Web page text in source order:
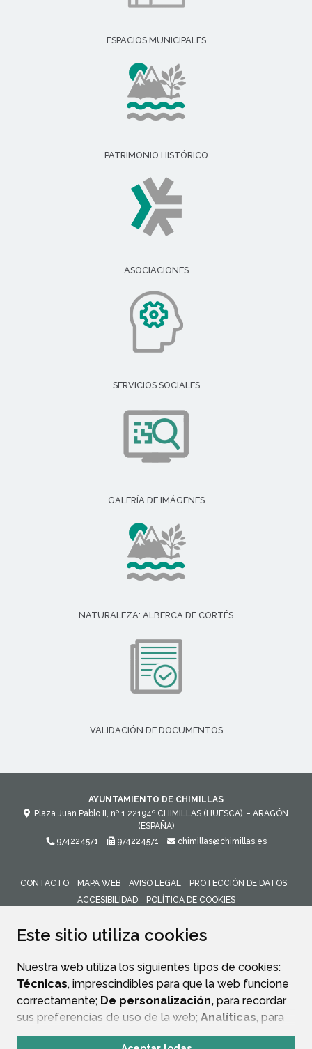
Este sitio utiliza cookies
Nuestra web utiliza los siguientes tipos de cookies:
Técnicas, imprescindibles para que la web funcione
correctamente; De personalización, para recordar
sus preferencias de uso de la web; Analíticas, para
mejorar el funcionamiento de la web y sus servicios.
ESPACIOS MUNICIPALES
PATRIMONIO HISTÓRICO
ASOCIACIONES
SERVICIOS SOCIALES
GALERÍA DE IMÁGENES
NATURALEZA: ALBERCA DE CORTÉS
VALIDACIÓN DE DOCUMENTOS
AYUNTAMIENTO DE CHIMILLAS
Plaza Juan Pablo II, nº 1 22194º CHIMILLAS (HUESCA) - ARAGÓN
(ESPAÑA)
974224571
974224571 chimillas@chimillas.es
CONTACTO MAPA WEB AVISO LEGAL
PROTECCIÓN DE DATOS
ACCESIBILIDAD
POLÍTICA DE COOKIES